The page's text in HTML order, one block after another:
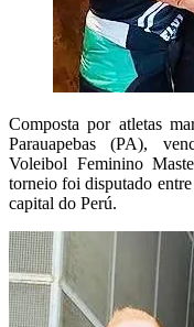
Composta por atletas
Parauapebas (PA),
Voleibol Feminino
torneio foi disputado
capital do Perú.